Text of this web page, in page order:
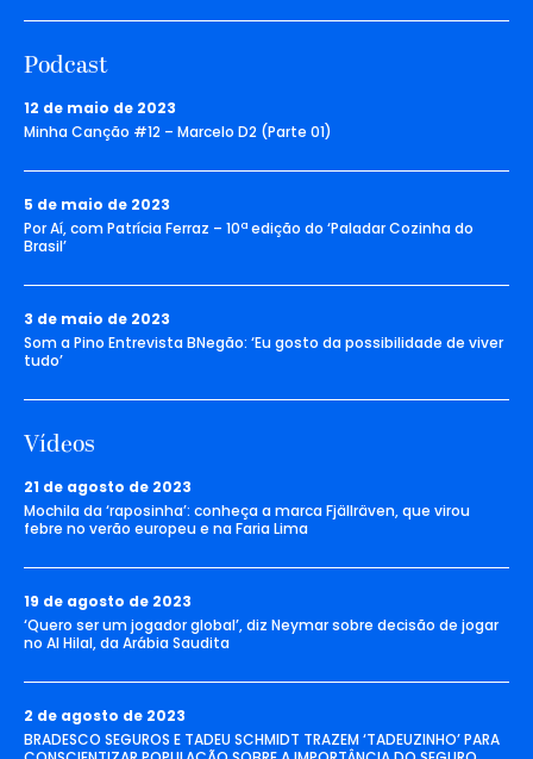
Podcast
12 de maio de 2023
Minha Canção #12 – Marcelo D2 (Parte 01)
5 de maio de 2023
Por Aí, com Patrícia Ferraz – 10ª edição do ‘Paladar Cozinha do
Brasil’
3 de maio de 2023
Som a Pino Entrevista BNegão: ‘Eu gosto da possibilidade de viver
tudo’
Vídeos
21 de agosto de 2023
Mochila da ‘raposinha’: conheça a marca Fjällräven, que virou
febre no verão europeu e na Faria Lima
19 de agosto de 2023
‘Quero ser um jogador global’, diz Neymar sobre decisão de jogar
no Al Hilal, da Arábia Saudita
2 de agosto de 2023
BRADESCO SEGUROS E TADEU SCHMIDT TRAZEM ‘TADEUZINHO’ PARA